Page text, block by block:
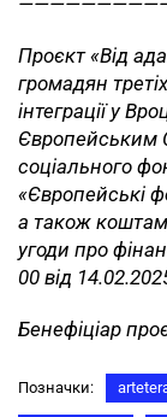
Проєкт «Від
громадян
інтеграції у
Європейським
соціального
«Європейські
а також
угоди про
00 від
Бенефіціар
Позначки: